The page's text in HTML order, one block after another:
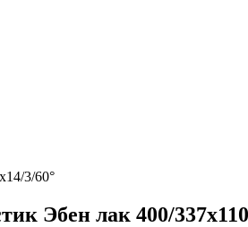
3/60°
Эбен лак 400/